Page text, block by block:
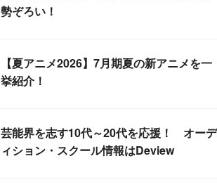
勢ぞろい！
【夏アニメ2026】7月期夏の新アニメを一
挙紹介！
芸能界を志す10代～20代を応援！ オーデ
ィション・スクール情報はDeview